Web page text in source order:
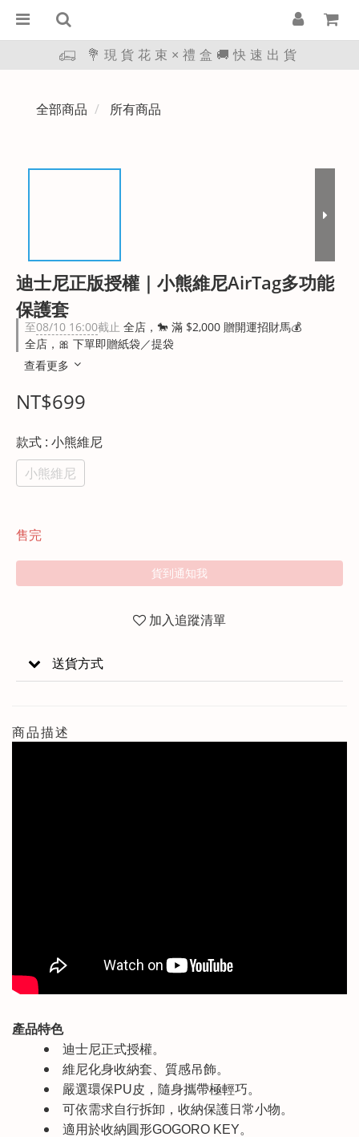
💐現貨花束×禮盒🚚快速出貨
全部商品 所有商品
迪士尼正版授權｜小熊維尼AirTag多功能
保護套
至08/10 16:00截止 全店，🐎 滿 $2,000 贈開運招財馬💰
全店，🎀 下單即贈紙袋／提袋
查看更多
NT$699
款式 : 小熊維尼
小熊維尼
售完
貨到通知我
加入追蹤清單
送貨方式
商品描述
產品特色
迪士尼正式授權。
維尼化身收納套、質感吊飾。
嚴選環保PU皮，隨身攜帶極輕巧。
可依需求自行拆卸，收納保護日常小物。
適用於收納圓形GOGORO KEY。